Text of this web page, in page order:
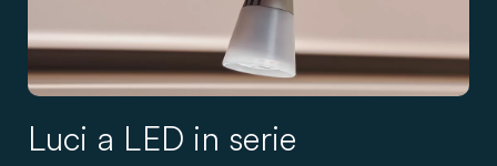
Luci a LED in serie